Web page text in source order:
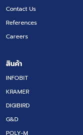
Contact Us
References
Careers
สินค้า
INFOBIT
KRAMER
DIGIBIRD
G&D
POLY-M